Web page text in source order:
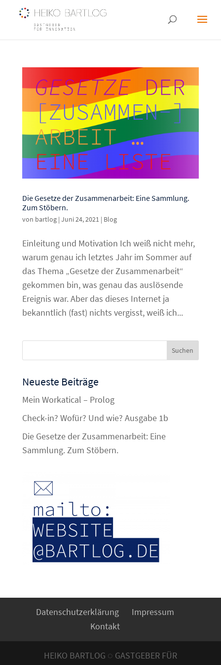
Die Gesetze der Zusammenarbeit: Eine Sammlung.
Zum Stöbern.
von bartlog| Juni 24, 2021 | Blog
Einleitung und Motivation Ich weiß nicht mehr,
warum genau ich letztes Jahr im Sommer auf
das Thema „Gesetze der Zusammenarbeit“
gekommen bin, was genau das auslösende
Ereignis war. Aber das dieses Internet ja
bekanntlich (fast) nichts vergisst, weiß ich...
Neueste Beiträge
Mein Workatical – Prolog
Check-in? Wofür? Und wie? Ausgabe 1b
Die Gesetze der Zusammenarbeit: Eine
Sammlung. Zum Stöbern.
Datenschutzerklärung
Impressum
Kontakt
HEIKO BARTLOG ◌ GASTGEBER FÜR